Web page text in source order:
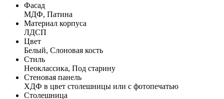
Фасад
МДФ, Патина
Материал корпуса
ЛДСП
Цвет
Белый, Слоновая кость
Стиль
Неоклассика, Под старину
Стеновая панель
ХДФ в цвет столешницы или с фотопечатью
Столешница